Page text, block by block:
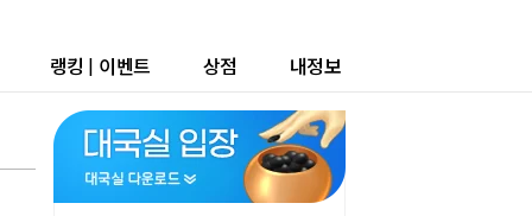
랭킹 | 이벤트 상점 내정보